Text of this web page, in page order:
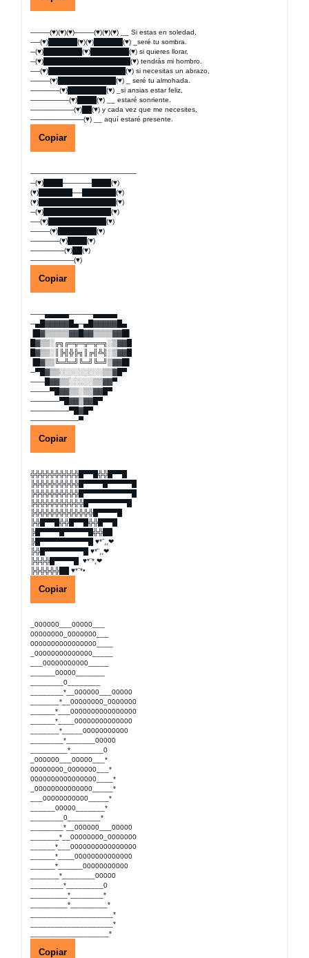
────(♥)(♥)(♥)────(♥)(♥)(♥) __ Si estas en soledad,
──(♥)██████(♥)(♥)██████(♥) _seré tu sombra.
─(♥)████████(♥)████████(♥) si quieres llorar,
─(♥)██████████████████(♥) tendrás mi hombro.
──(♥)████████████████(♥) si necesitas un abrazo,
────(♥)████████████(♥) _ seré tu almohada.
──────(♥)████████(♥) _si ansias estar feliz,
────────(♥)████(♥) __ estaré sonriente.
─────────(♥)██(♥) y cada vez que me necesites,
───────────(♥) __ aquí estaré presente.
Copiar
──────────────────────
─(♥)████──────████(♥)
(♥)███████──███████(♥)
(♥)████████████████(♥)
─(♥)██████████████(♥)
──(♥)████████████(♥)
────(♥)████████(♥)
──────(♥)████(♥)
───────(♥)██(♥)
─────────(♥)
Copiar
───▄▄▄▄▄─────▄▄▄▄▄
─▄█▓▓▓▓▓█▄─▄█▓▓▓▓▓█▄
▐█▓▒▒▒▒▒▓▓█▓▓▒▒▒▒▓▓█▌
█▓▒▒░╔╗╔═╦═╦═╦═╗░▒▓▓█
█▓▒▒░║╠╣╬╠╗║╔╣╩╣░▒▓▓█
▐█▓▒▒╚═╩═╝╚═╝╚═╝▒▓▓█▌
─▀█▓▒▒░░░░░░░░░▒▒▓█▀
───█▓▓▒▒░░░░░▒▒▓▓▀
────▀█▓▓▒▒░▒▒▓▓█▀
──────▀█▓▓▒▓▓█▀
────────▀█▓█▀
──────────▀
Copiar
╬╬╬╬╬╬╬╬╬╬█▀▀█╬╬█▀▀█
╠╬╬╬╬╬╬╬╬╬█▀▀▀▀█▀▀▀▀▀█
╠╬╬╬╬╬╬╬╬╬█▀▀▀▀▀▀▀▀▀▀█
╠╬╬╬╬╬╬╬╬╬╬█▀▀▀▀▀▀▀▀█
╠╬╬╬╬╬╬╬╬╬╬╬╬█▀▀▀▀█
╠╬█▀▀█╬╬█▀▀█╬╬█▀▀█
╠█▀▀▀▀█▀▀▀▀▀█╬╬██
╠█▀▀▀▀▀▀▀▀▀▀█ ♥*¨¸¸❤
╠╬█▀▀▀▀▀▀▀▀█ ♥*¨¸¸❤
╠╬╬╬█▀▀▀▀█ ♥*¨*¸❤
╠╬╬╬╬╬██ ♥*¨*•
Copiar
_000000___00000___
00000000_0000000___
0000000000000000____
_00000000000000_____
___00000000000_____
______00000_______
________0________
________*__000000___00000
_______*__00000000_0000000
______*___0000000000000000
______*____00000000000000
_______*_____00000000000
________*_______00000
_________*________0
_000000___00000___*
00000000_0000000___*
0000000000000000____*
_00000000000000_____*
___00000000000_____*
______00000_______*
________0________*
________*__000000___00000
_______*__00000000_0000000
______*___0000000000000000
______*____00000000000000
______*______00000000000
_______*________00000
________*_________0
_________*________*
_________*_________*
____________________*
____________________*
___________________*
Copiar